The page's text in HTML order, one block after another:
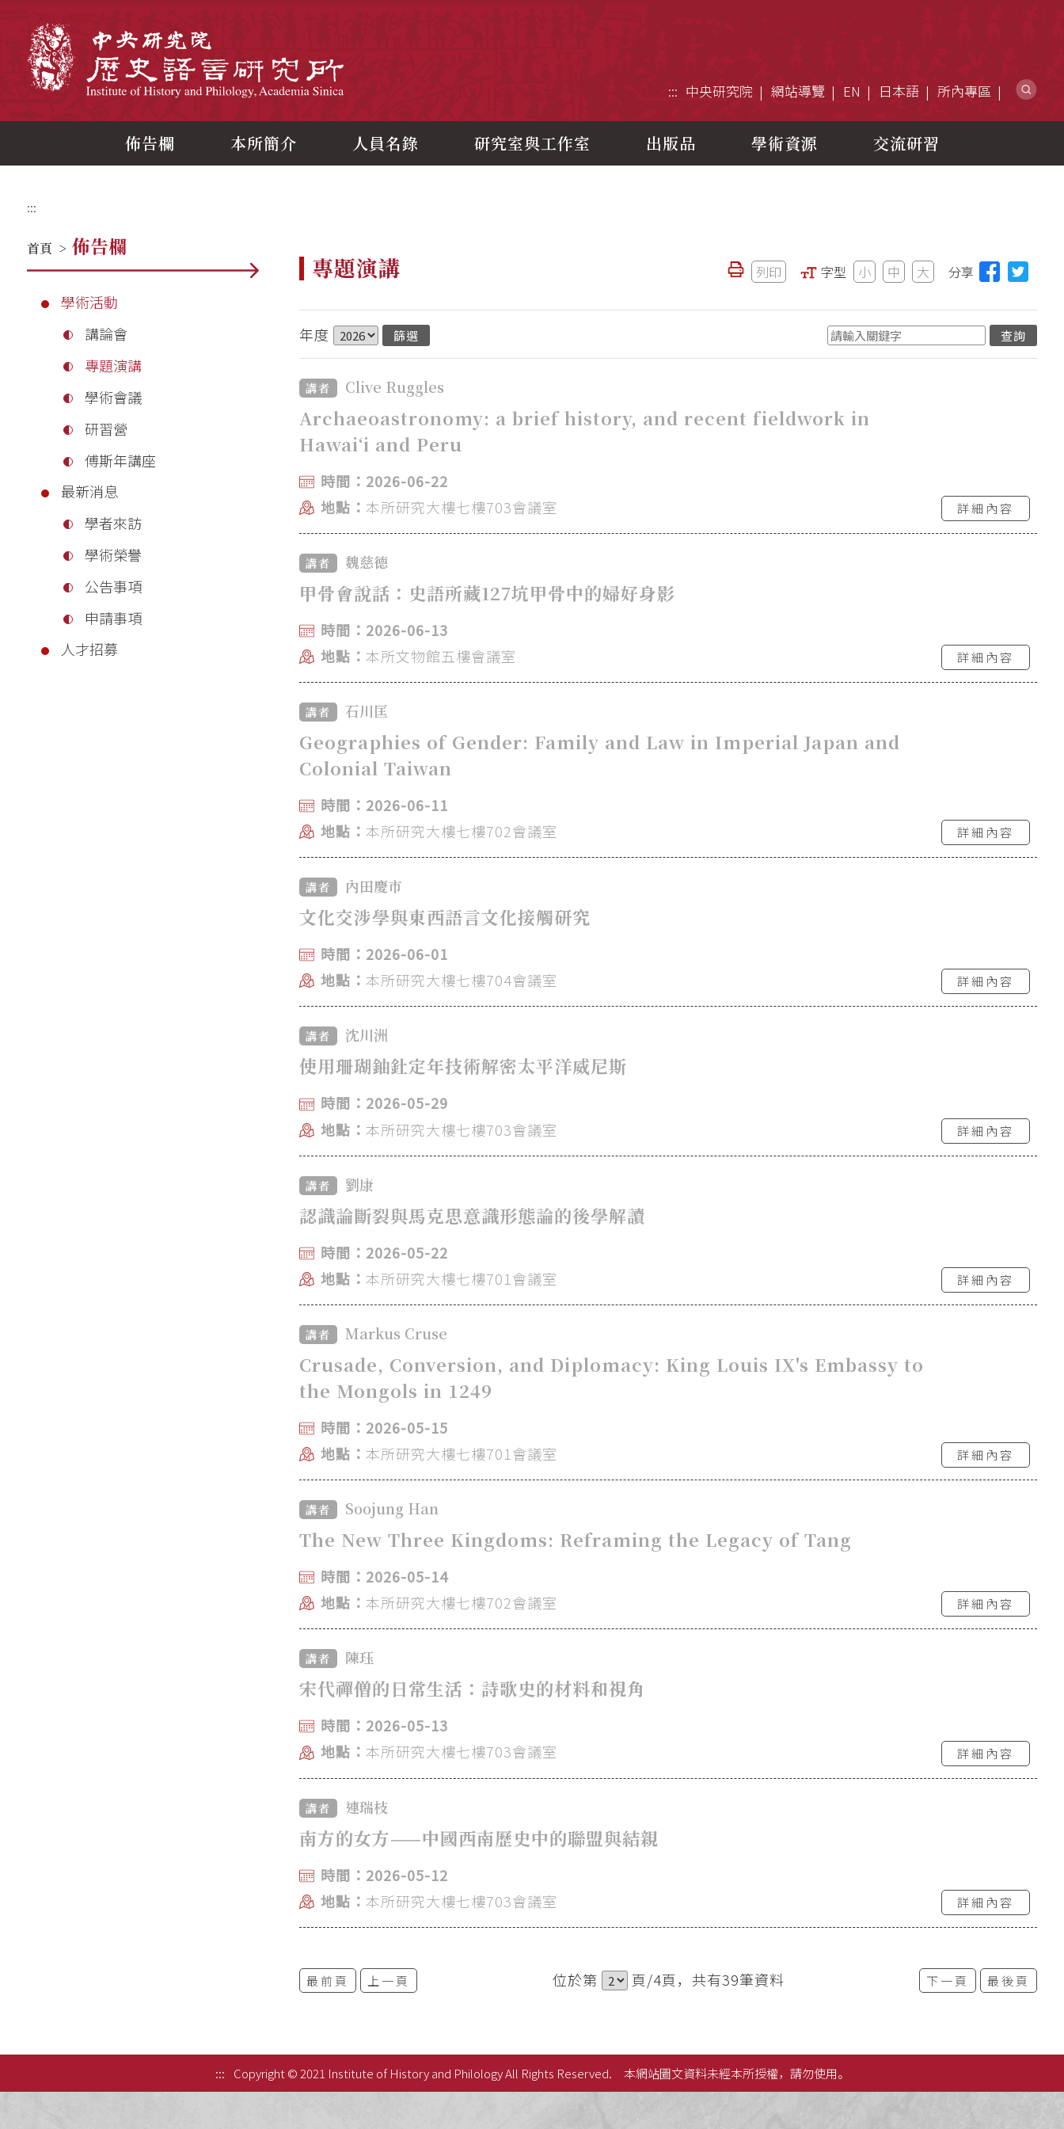
::: 中央研究院 網站導覽 EN 日本語 所內專區
佈告欄 本所簡介 人員名錄 研究室與工作室 出版品 學術資源 交流研習
:::
首頁 > 佈告欄
學術活動
講論會
專題演講
學術會議
研習營
傅斯年講座
最新消息
學者來訪
學術榮譽
公告事項
申請事項
人才招募
專題演講 列印 字型 小 中 大 分享
年度
講者 Clive Ruggles
Archaeoastronomy: a brief history, and recent fieldwork in
Hawai‘i and Peru
時間：2026-06-22
地點：本所研究大樓七樓703會議室 詳細內容
講者 魏慈德
甲骨會說話：史語所藏127坑甲骨中的婦好身影
時間：2026-06-13
地點：本所文物館五樓會議室 詳細內容
講者 石川匡
Geographies of Gender: Family and Law in Imperial Japan and
Colonial Taiwan
時間：2026-06-11
地點：本所研究大樓七樓702會議室 詳細內容
講者 內田慶市
文化交涉學與東西語言文化接觸研究
時間：2026-06-01
地點：本所研究大樓七樓704會議室 詳細內容
講者 沈川洲
使用珊瑚鈾釷定年技術解密太平洋威尼斯
時間：2026-05-29
地點：本所研究大樓七樓703會議室 詳細內容
講者 劉康
認識論斷裂與⾺克思意識形態論的後學解讀
時間：2026-05-22
地點：本所研究大樓七樓701會議室 詳細內容
講者 Markus Cruse
Crusade, Conversion, and Diplomacy: King Louis IX's Embassy to
the Mongols in 1249
時間：2026-05-15
地點：本所研究大樓七樓701會議室 詳細內容
講者 Soojung Han
The New Three Kingdoms: Reframing the Legacy of Tang
時間：2026-05-14
地點：本所研究大樓七樓702會議室 詳細內容
講者 陳珏
宋代禪僧的日常生活：詩歌史的材料和視角
時間：2026-05-13
地點：本所研究大樓七樓703會議室 詳細內容
講者 連瑞枝
南方的女方——中國西南歷史中的聯盟與結親
時間：2026-05-12
地點：本所研究大樓七樓703會議室 詳細內容
位於第 頁/4頁，共有39筆資料
最前頁 上一頁 下一頁 最後頁
::: Copyright © 2021 Institute of History and Philology All Rights Reserved. 本網站圖文資料未經本所授權，請勿使用。